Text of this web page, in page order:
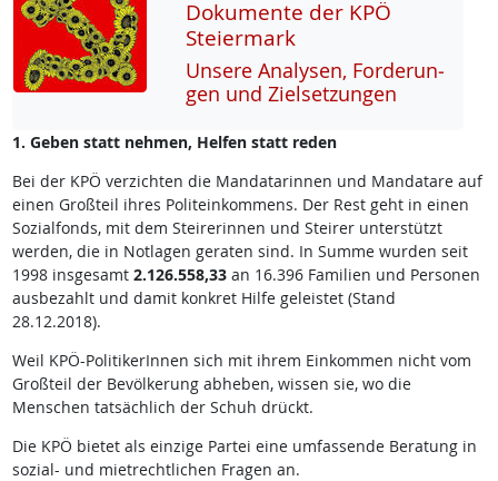
Dokumente der KPÖ
Steiermark
Un­se­re Ana­ly­sen, For­de­run­
gen und Ziel­set­zun­gen
1. Geben statt nehmen, Helfen statt reden
Bei der KPÖ verzichten die Mandatarinnen und Mandatare auf
einen Großteil ihres Politeinkommens. Der Rest geht in einen
Sozialfonds, mit dem Steirerinnen und Steirer unterstützt
werden, die in Notlagen geraten sind. In Summe wurden seit
1998 insgesamt 2.126.558,33 an 16.396 Familien und Personen
ausbezahlt und damit konkret Hilfe geleistet (Stand
28.12.2018).
Weil KPÖ-PolitikerInnen sich mit ihrem Einkommen nicht vom
Großteil der Bevölkerung abheben, wissen sie, wo die
Menschen tatsächlich der Schuh drückt.
Die KPÖ bietet als einzige Partei eine umfassende Beratung in
sozial- und mietrechtlichen Fragen an.